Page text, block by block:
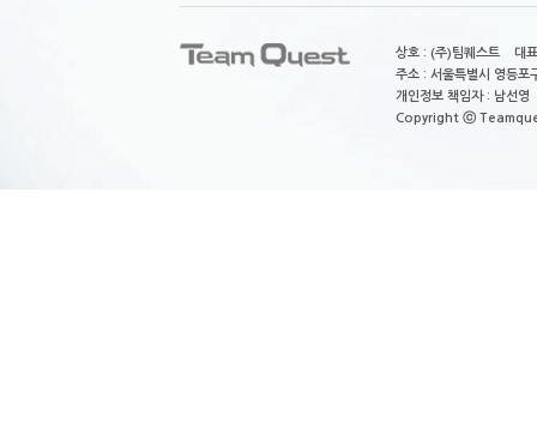
상호 : (주)팀퀘스트 대
주소 : 서울특별시 영등
개인정보 책임자 : 남
Copyright ⓒ